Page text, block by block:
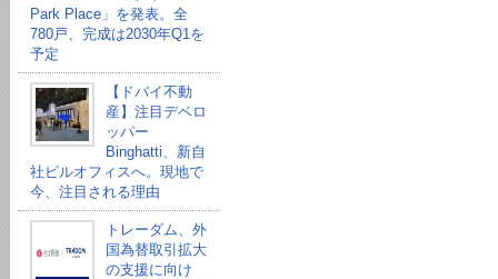
Park Place」を発表。全
780戸、完成は2030年Q1を
予定
【ドバイ不動
産】注目デベロ
ッパー
Binghatti、新自
社ビルオフィスへ。現地で
今、注目される理由
トレーダム、外
国為替取引拡大
の支援に向け